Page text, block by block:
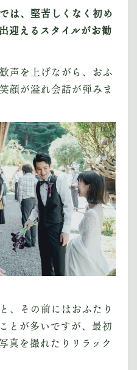
は、堅苦しくなく初め
迎えるスタイルがお勧
声を上げながら、おふ
顔が溢れ会話が弾みま
、その前にはおふたり
とが多いですが、最初
真を撮れたりリラック